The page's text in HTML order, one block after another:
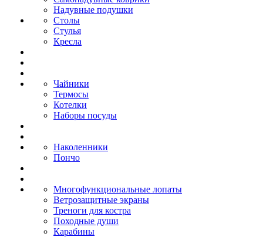
Надувные подушки
Столы
Стулья
Кресла
Чайники
Термосы
Котелки
Наборы посуды
Наколенники
Пончо
Многофункциональные лопаты
Ветрозащитные экраны
Треноги для костра
Походные души
Карабины